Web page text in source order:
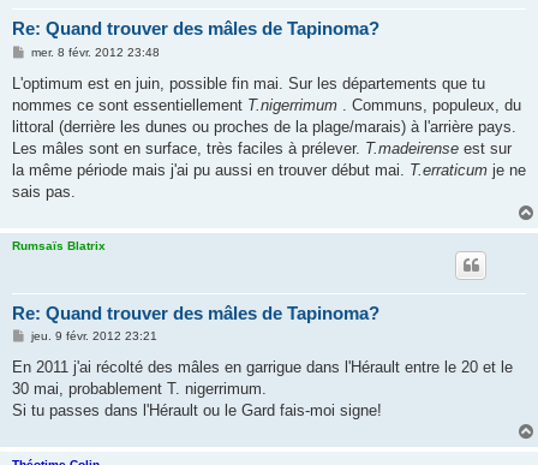
Re: Quand trouver des mâles de Tapinoma?
M
s
s
a
g
mer. 8 févr. 2012 23:48
L'optimum est en juin, possible fin mai. Sur les départements que tu
nommes ce sont essentiellement T.nigerrimum . Communs, populeux, du
littoral (derrière les dunes ou proches de la plage/marais) à l'arrière pays.
Les mâles sont en surface, très faciles à prélever. T.madeirense est sur
la même période mais j'ai pu aussi en trouver début mai. T.erraticum je ne
sais pas.
Rumsaïs Blatrix
Re: Quand trouver des mâles de Tapinoma?
M
s
a
g
jeu. 9 févr. 2012 23:21
En 2011 j'ai récolté des mâles en garrigue dans l'Hérault entre le 20 et le
30 mai, probablement T. nigerrimum.
Si tu passes dans l'Hérault ou le Gard fais-moi signe!